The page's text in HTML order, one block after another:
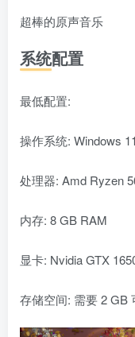
超棒的原声音乐
系统配置
最低配置:
操作系统: Windows 11
处理器: Amd Ryzen
内存: 8 GB RAM
显卡: Nvidia GTX
存储空间: 需要 2 GB